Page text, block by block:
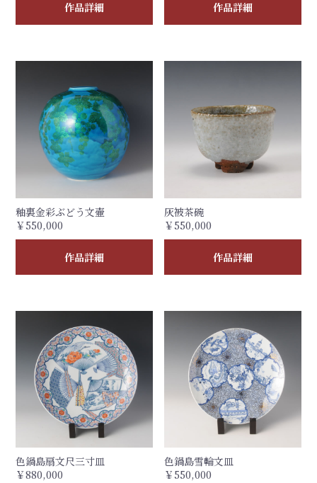
作品詳細 作品詳細
釉裏金彩ぶどう文壷
￥550,000
作品詳細
灰被茶碗
￥550,000
作品詳細
色鍋島扇文尺三寸皿
￥880,000
色鍋島雪輪文皿
￥550,000